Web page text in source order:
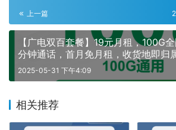
免费申请：
点击或者手机扫描下方二维码